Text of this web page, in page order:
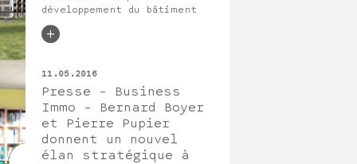
développement du bâtiment
bas carbone (BBCA) a délivré
les quinze premiers labels «
logements collectifs. Les
logements de l’écoquartier
des Docks à Ris-Orangis,
quai de la Borde – plus
grand bâtiment résidentiel
en bois massif d’Europe –
11.05.2016
Presse – Business
Immo – Bernard Boyer
et Pierre Pupier
donnent un nouvel
élan stratégique à